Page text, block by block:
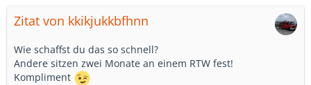
Zitat von kkikjukkbfhnn
Wie schaffst du das so schnell?
Andere sitzen zwei Monate an einem RTW fest!
Kompliment